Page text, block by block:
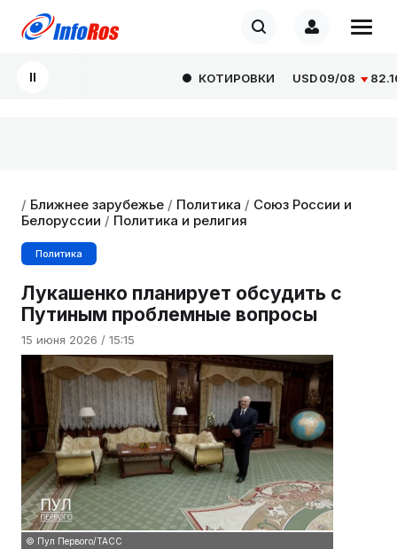
КОТИРОВКИ USD09/08 82.1665
/ Ближнее зарубежье / Политика / Союз России и
Белоруссии / Политика и религия
Политика
Лукашенко планирует обсудить с
Путиным проблемные вопросы
15 июня 2026 / 15:15
© Пул Первого/ТАСС